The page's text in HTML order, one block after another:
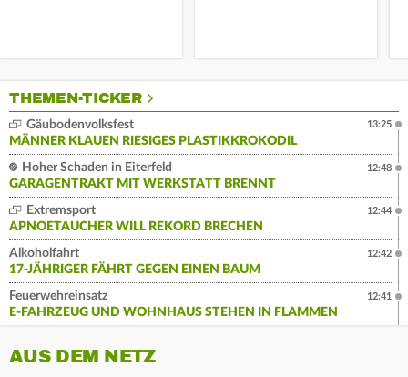
THEMEN-TICKER
Gäubodenvolksfest
MÄNNER KLAUEN RIESIGES PLASTIKKROKODIL
13:25
Hoher Schaden in Eiterfeld
GARAGENTRAKT MIT WERKSTATT BRENNT
12:48
Extremsport
APNOETAUCHER WILL REKORD BRECHEN
12:44
Alkoholfahrt
17-JÄHRIGER FÄHRT GEGEN EINEN BAUM
12:42
Feuerwehreinsatz
E-FAHRZEUG UND WOHNHAUS STEHEN IN FLAMMEN
12:41
AUS DEM NETZ